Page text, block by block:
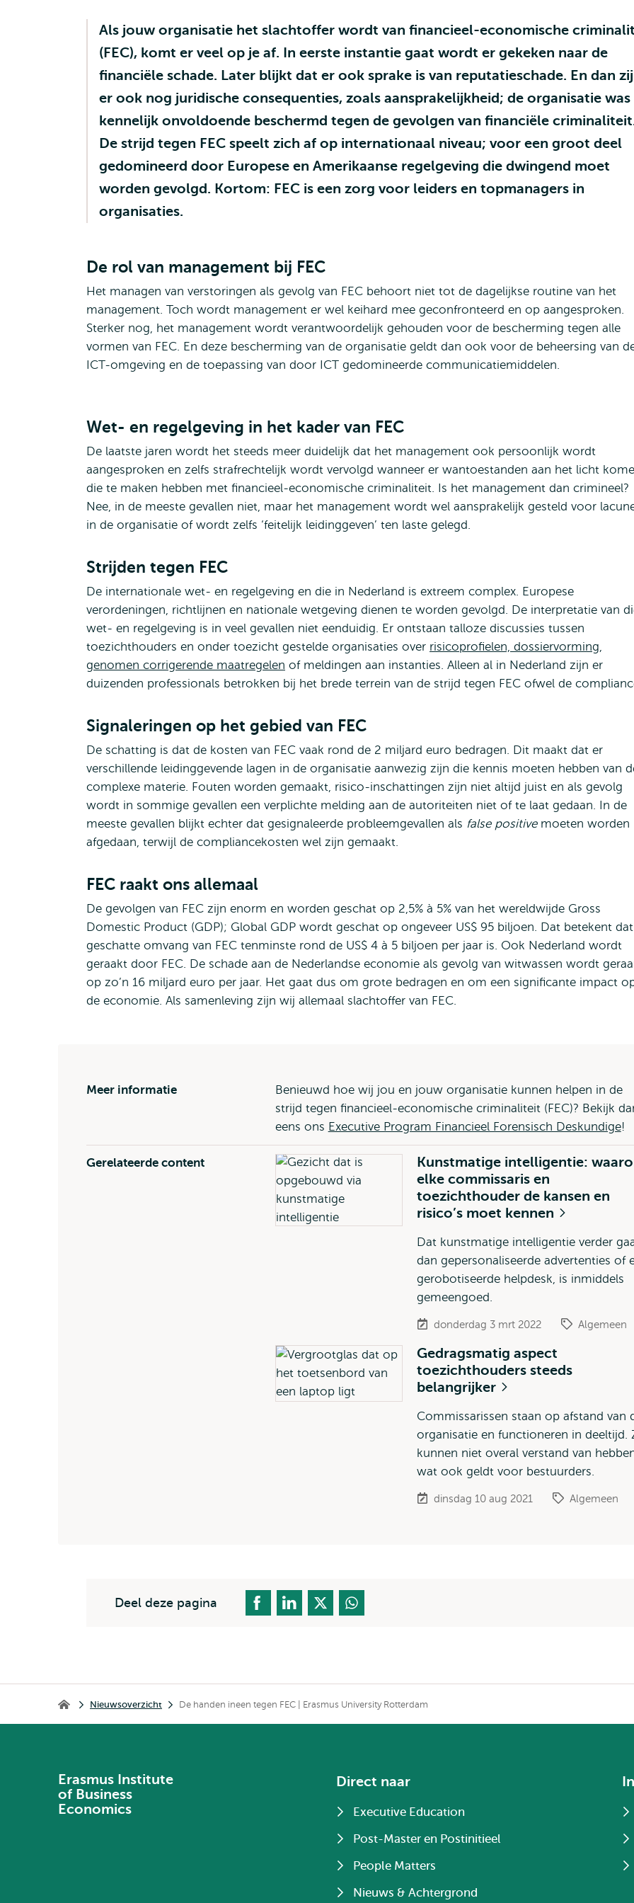
Als jouw organisatie het slachtoffer wordt van financieel-economische
(FEC), komt er veel op je af. In eerste instantie gaat wordt er gekeken naar de
financiële schade. Later blijkt dat er ook sprake is van reputatieschade. En dan
er ook nog juridische consequenties, zoals aansprakelijkheid; de organisatie was
kennelijk onvoldoende beschermd tegen de gevolgen van financiële
De strijd tegen FEC speelt zich af op internationaal niveau; voor een groot deel
gedomineerd door Europese en Amerikaanse regelgeving die dwingend moet
worden gevolgd. Kortom: FEC is een zorg voor leiders en topmanagers in
organisaties.
De rol van management bij FEC
Het managen van verstoringen als gevolg van FEC behoort niet tot de dagelijkse routine van het
management. Toch wordt management er wel keihard mee geconfronteerd en op aangesproken.
Sterker nog, het management wordt verantwoordelijk gehouden voor de bescherming tegen alle
vormen van FEC. En deze bescherming van de organisatie geldt dan ook voor de beheersing van
ICT-omgeving en de toepassing van door ICT gedomineerde communicatiemiddelen.
Wet- en regelgeving in het kader van FEC
De laatste jaren wordt het steeds meer duidelijk dat het management ook persoonlijk wordt
aangesproken en zelfs strafrechtelijk wordt vervolgd wanneer er wantoestanden aan het licht
die te maken hebben met financieel-economische criminaliteit. Is het management dan crimineel?
Nee, in de meeste gevallen niet, maar het management wordt wel aansprakelijk gesteld voor
in de organisatie of wordt zelfs ‘feitelijk leidinggeven’ ten laste gelegd.
Strijden tegen FEC
De internationale wet- en regelgeving en die in Nederland is extreem complex. Europese
verordeningen, richtlijnen en nationale wetgeving dienen te worden gevolgd. De interpretatie van
wet- en regelgeving is in veel gevallen niet eenduidig. Er ontstaan talloze discussies tussen
toezichthouders en onder toezicht gestelde organisaties over risicoprofielen, dossiervorming,
genomen corrigerende maatregelen of meldingen aan instanties. Alleen al in Nederland zijn er
duizenden professionals betrokken bij het brede terrein van de strijd tegen FEC ofwel de
Signaleringen op het gebied van FEC
De schatting is dat de kosten van FEC vaak rond de 2 miljard euro bedragen. Dit maakt dat er
verschillende leidinggevende lagen in de organisatie aanwezig zijn die kennis moeten hebben van
complexe materie. Fouten worden gemaakt, risico-inschattingen zijn niet altijd juist en als gevolg
wordt in sommige gevallen een verplichte melding aan de autoriteiten niet of te laat gedaan. In de
meeste gevallen blijkt echter dat gesignaleerde probleemgevallen als false positivemoeten worden
afgedaan, terwijl de compliancekosten wel zijn gemaakt.
FEC raakt ons allemaal
De gevolgen van FEC zijn enorm en worden geschat op 2,5% à 5% van het wereldwijde Gross
Domestic Product (GDP); Global GDP wordt geschat op ongeveer US$ 95 biljoen. Dat betekent
geschatte omvang van FEC tenminste rond de US$ 4 à 5 biljoen per jaar is. Ook Nederland wordt
geraakt door FEC. De schade aan de Nederlandse economie als gevolg van witwassen wordt
op zo’n 16 miljard euro per jaar. Het gaat dus om grote bedragen en om een significante impact
de economie. Als samenleving zijn wij allemaal slachtoffer van FEC.
Meer informatie
Benieuwd hoe wij jou en jouw organisatie kunnen helpen in de
strijd tegen financieel-economische criminaliteit (FEC)? Bekijk
eens ons Executive Program Financieel Forensisch Deskundige!
Gerelateerde content
Kunstmatige intelligentie:
elke commissaris en
toezichthouder de kansen en
risico’s moet kennen
Dat kunstmatige intelligentie verder
dan gepersonaliseerde advertenties of
gerobotiseerde helpdesk, is inmiddels
gemeengoed.
donderdag 3 mrt 2022 Algemeen
Gedragsmatig aspect
toezichthouders steeds
belangrijker
Commissarissen staan op afstand van
organisatie en functioneren in deeltijd.
kunnen niet overal verstand van
wat ook geldt voor bestuurders.
dinsdag 10 aug 2021 Algemeen
Deel deze pagina
Erasmus Institute of Business Economics
Nieuwsoverzicht De handen ineen tegen FEC | Erasmus University Rotterdam
Erasmus Institute
of Business
Economics
Direct naar
Executive Education
Post-Master en Postinitieel
People Matters
Nieuws & Achtergrond